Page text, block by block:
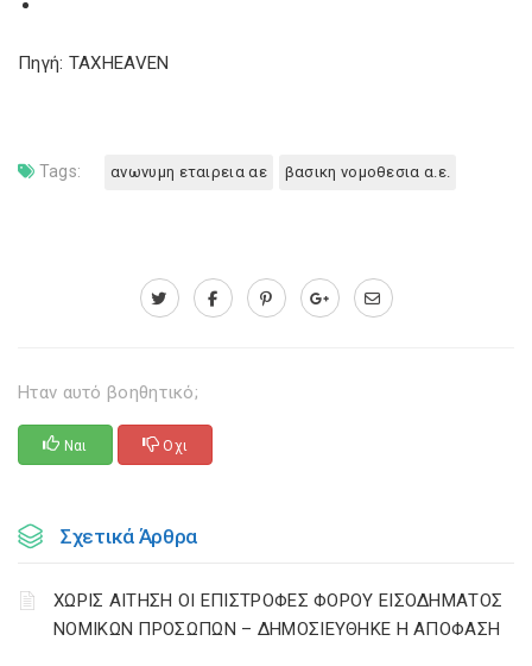
Πηγή: TAXHEAVEN
Tags: ανωνυμη εταιρεια αε βασικη νομοθεσια α.ε.
Ηταν αυτό βοηθητικό;
Ναι Οχι
Σχετικά Άρθρα
ΧΩΡΙΣ ΑΙΤΗΣΗ ΟΙ ΕΠΙΣΤΡΟΦΕΣ ΦΟΡΟΥ ΕΙΣΟΔΗΜΑΤΟΣ
ΝΟΜΙΚΩΝ ΠΡΟΣΩΠΩΝ – ΔΗΜΟΣΙΕΥΘΗΚΕ Η ΑΠΟΦΑΣΗ